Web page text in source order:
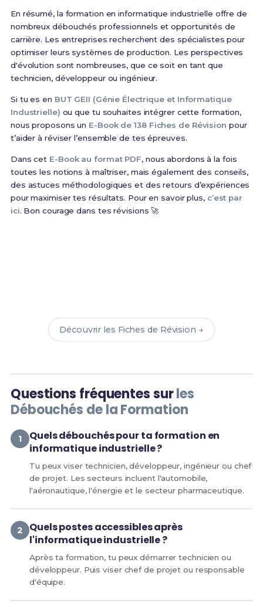
En résumé, la formation en informatique industrielle offre de
nombreux débouchés professionnels et opportunités de
carrière. Les entreprises recherchent des spécialistes pour
optimiser leurs systèmes de production. Les perspectives
d'évolution sont nombreuses, que ce soit en tant que
technicien, développeur ou ingénieur.
Si tu es en BUT GEII (Génie Électrique et Informatique
Industrielle) ou que tu souhaites intégrer cette formation,
nous proposons un E-Book de 138 Fiches de Révision pour
t’aider à réviser l’ensemble de tes épreuves.
Dans cet E-Book au format PDF, nous abordons à la fois
toutes les notions à maîtriser, mais également des conseils,
des astuces méthodologiques et des retours d’expériences
pour maximiser tes résultats. Pour en savoir plus, c’est par
ici. Bon courage dans tes révisions 🚀
Découvrir les Fiches de Révision →
Questions fréquentes surles
Débouchés de la Formation
Quels débouchés pour ta formation en
informatique industrielle ?
Tu peux viser technicien, développeur, ingénieur ou chef
de projet. Les secteurs incluent l'automobile,
l'aéronautique, l'énergie et le secteur pharmaceutique.
Quels postes accessibles après
l'informatique industrielle ?
Après ta formation, tu peux démarrer technicien ou
développeur. Puis viser chef de projet ou responsable
d'équipe.